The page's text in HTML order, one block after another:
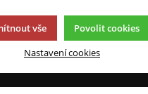
vše Povolit cookies
Nastavení cookies